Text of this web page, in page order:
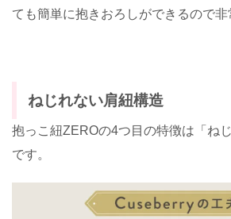
ても簡単に抱きおろしができるので非
ねじれない肩紐構造
抱っこ紐ZEROの4つ目の特徴は「ね
です。